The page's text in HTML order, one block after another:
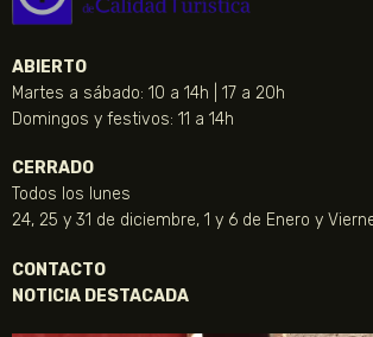
ABIERTO
Martes a sábado: 10 a 14h | 17 a 20h
Domingos y festivos: 11 a 14h
CERRADO
Todos los lunes
24, 25 y 31 de diciembre, 1 y 6 de Enero y
CONTACTO
NOTICIA DESTACADA